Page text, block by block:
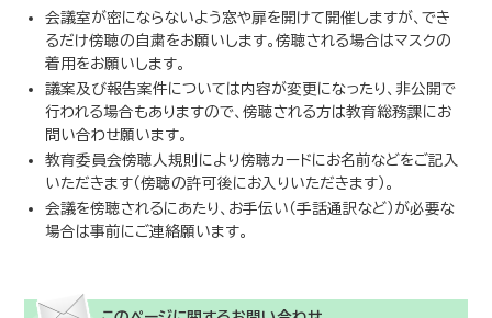
会議室が密にならないよう窓や扉を開けて開催しますが、でき
るだけ傍聴の自粛をお願いします。傍聴される場合はマスクの
着用をお願いします。
議案及び報告案件については内容が変更になったり、非公開で
行われる場合もありますので、傍聴される方は教育総務課にお
問い合わせ願います。
教育委員会傍聴人規則により傍聴カードにお名前などをご記入
いただきます（傍聴の許可後にお入りいただきます）。
会議を傍聴されるにあたり、お手伝い（手話通訳など）が必要な
場合は事前にご連絡願います。